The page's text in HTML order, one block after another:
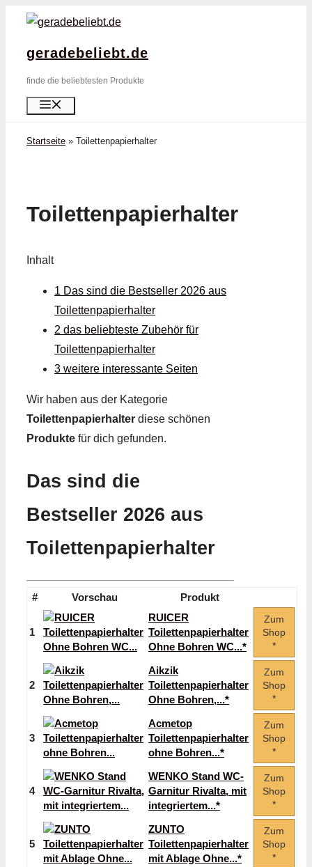
Zum
springen
geradebeliebt.de
finde die beliebtesten Produkte
Startseite » Toilettenpapierhalter
Toilettenpapierhalter
Inhalt
1 Das sind die Bestseller 2026 aus
Toilettenpapierhalter
2 das beliebteste Zubehör für
Toilettenpapierhalter
3 weitere interessante Seiten
Wir haben aus der Kategorie
Toilettenpapierhalter diese schönen
Produkte für dich gefunden.
Das sind die
Bestseller 2026 aus
Toilettenpapierhalter
# Vorschau Produkt
1
RUICER
Toilettenpapierhalter
Ohne Bohren WC...*
Zum
Shop
*
2
Aikzik
Toilettenpapierhalter
Ohne Bohren,...*
Zum
Shop
*
3
Acmetop
Toilettenpapierhalter
ohne Bohren...*
Zum
Shop
*
4
WENKO Stand WC-
Garnitur Rivalta, mit
integriertem...*
Zum
Shop
*
5
ZUNTO
Toilettenpapierhalter
mit Ablage Ohne...*
Zum
Shop
*